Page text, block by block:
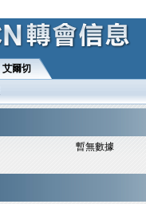
艾爾切
暫無數據